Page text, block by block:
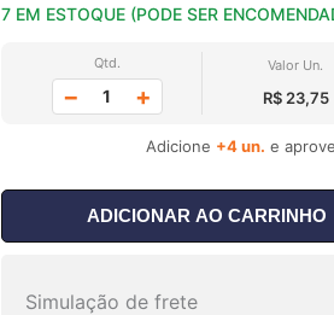
7 EM ESTOQUE (PODE SER
Qtd.
− +
Valor Un.
R$ 23,75
Adicione +4 un. e
ADICIONAR AO CARRINHO
Simulação de frete